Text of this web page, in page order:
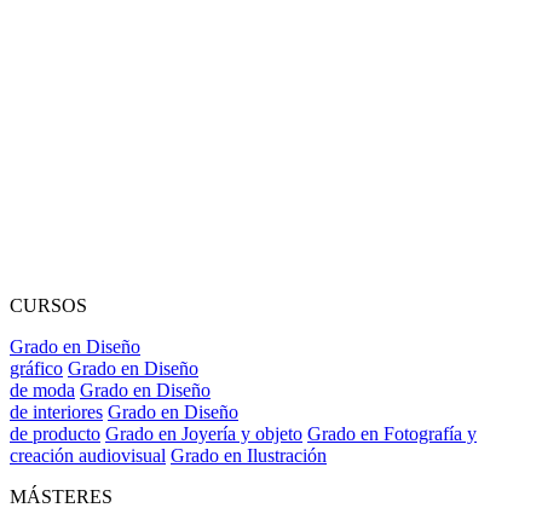
CURSOS
Grado en Diseño
gráfico Grado en Diseño
de moda Grado en Diseño
de interiores Grado en Diseño
de producto Grado en Joyería y objeto Grado en Fotografía y
creación audiovisual Grado en Ilustración
MÁSTERES